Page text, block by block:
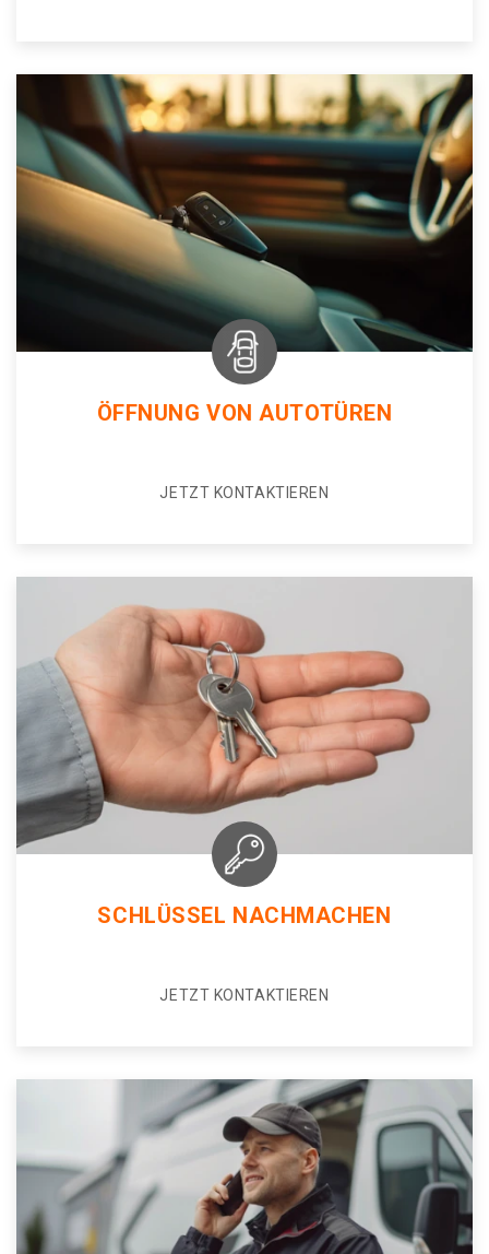
ÖFFNUNG VON AUTOTÜREN
JETZT KONTAKTIEREN
SCHLÜSSEL NACHMACHEN
JETZT KONTAKTIEREN